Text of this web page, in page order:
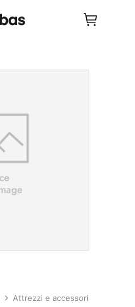
Attrezzi e accessori